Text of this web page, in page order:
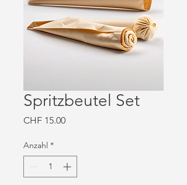
Spritzbeutel Set
CHF 15.00Preis
Anzahl *